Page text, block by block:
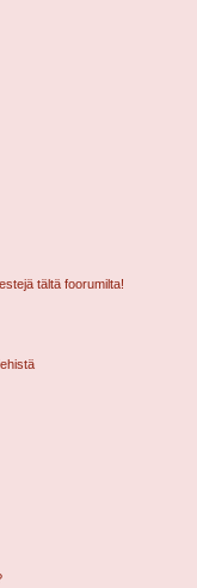
tältä foorumilta!